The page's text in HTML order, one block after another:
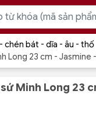
chén bát - dĩa - âu - thố
Long 23 cm - Jasmine
Minh Long 23